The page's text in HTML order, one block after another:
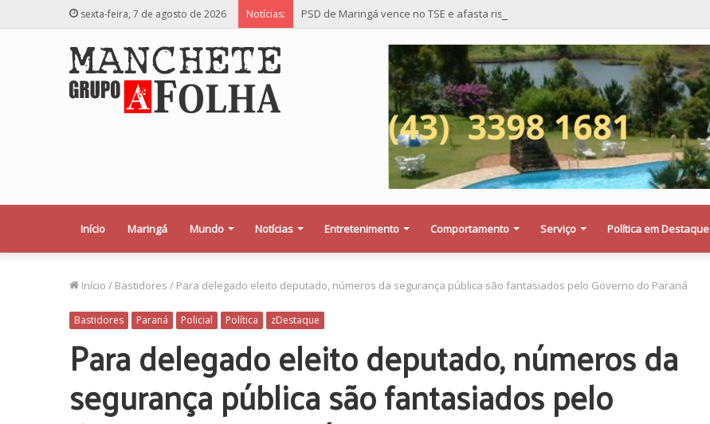
sexta-feira, 7 de agosto de 2026 Notícias: PSD de Maringá vence no TSE e afasta risco de mudança nas cadeiras da Câmara
Início Maringá Mundo Notícias Entretenimento Comportamento Serviço Política em Destaque
Início / Bastidores / Para delegado eleito deputado, números da segurança pública são fantasiados pelo Governo do Paraná
Bastidores Paraná Policial Política zDestaque
Para delegado eleito deputado, números da
segurança pública são fantasiados pelo